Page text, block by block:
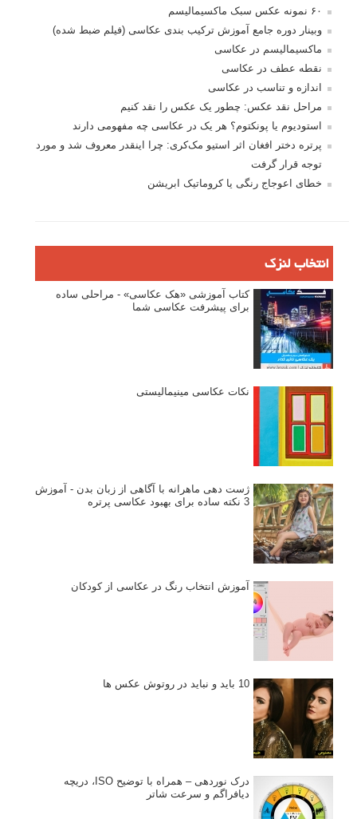
۶۰ نمونه عکس سبک ماکسیمالیسم
وبینار دوره جامع آموزش ترکیب بندی عکاسی (فیلم ضبط شده)
ماکسیمالیسم در عکاسی
نقطه عطف در عکاسی
اندازه و تناسب در عکاسی
مراحل نقد عکس: چطور یک عکس را نقد کنیم
استودیوم یا پونکتوم؟ هر یک در عکاسی چه مفهومی دارند
پرتره دختر افغان اثر استیو مک‌کری: چرا اینقدر معروف شد و مورد
توجه قرار گرفت
خطای اعوجاج رنگی یا کروماتیک ابریشن
انتخاب لنزک
کتاب آموزشی «هک عکاسی» - مراحلی ساده
برای پیشرفت عکاسی شما
نکات عکاسی مینیمالیستی
ژست دهی ماهرانه با آگاهی از زبان بدن - آموزش
3 نکته ساده برای بهبود عکاسی پرتره
آموزش انتخاب رنگ در عکاسی از کودکان
10 باید و نباید در روتوش عکس ها
درک نوردهی – همراه با توضیح ISO، دریچه
دیافراگم و سرعت شاتر